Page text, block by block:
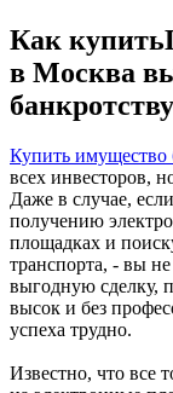
Как
в Москва
Купить имущество
всех инвесторов,
Даже в случае,
получению
площадках и
транспорта, - вы
выгодную сделку,
высок и без
успеха трудно.
Известно, что все